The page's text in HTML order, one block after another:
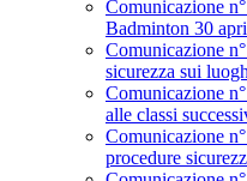
Comunicazione
Badminton 30
Comunicazione
sicurezza sui
Comunicazione
alle classi
Comunicazione
procedure